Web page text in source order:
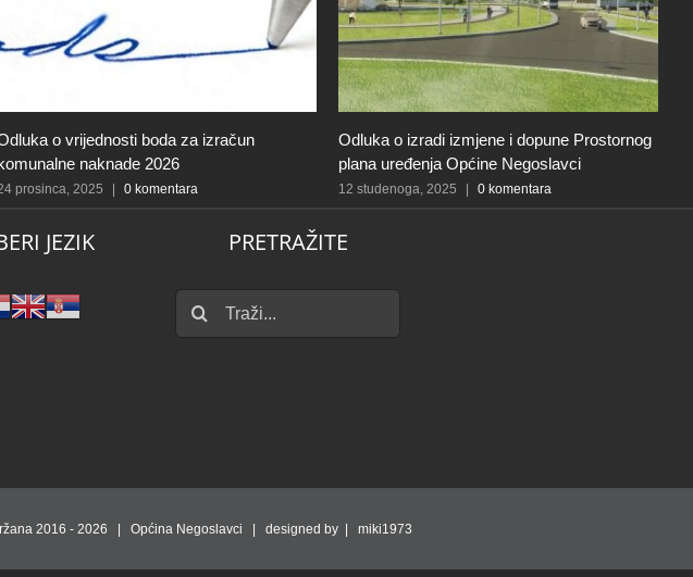
o vrijednosti boda za izračun
naknade 2026
prosinca, 2025 0 komentara
Odluka o izradi izmjene i dopune Prostornog
plana uređenja Općine Negoslavci
12 studenoga, 2025 0 komentara
JEZIK PRETRAŽITE
Traži...
2016 - 2026 | Općina Negoslavci | designed by | miki1973